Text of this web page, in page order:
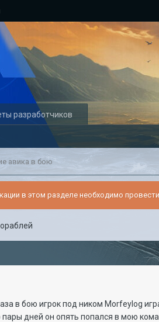
разработчиков
авика в бою
в этом разделе необходимо
в бою игрок под ником Morfeylog
дней он опять попался в мою